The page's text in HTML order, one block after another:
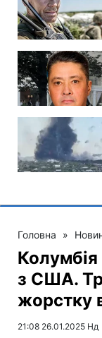
Головна »
Колумбія
з США.
жорстку
21:08 26.01.2025 Нд